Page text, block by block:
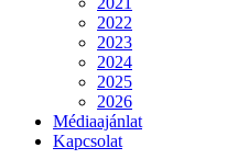
2022
2023
2024
2025
2026
Médiaajánlat
Kapcsolat